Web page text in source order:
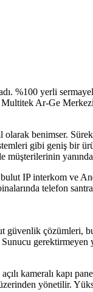
%100 yerli
Ar-Ge
benimser.
gibi geniş bir
müşterilerinin
IP interkom ve
telefon
güvenlik çözümleri,
gerektirmeyen
kameralı kapı
yönetilir.